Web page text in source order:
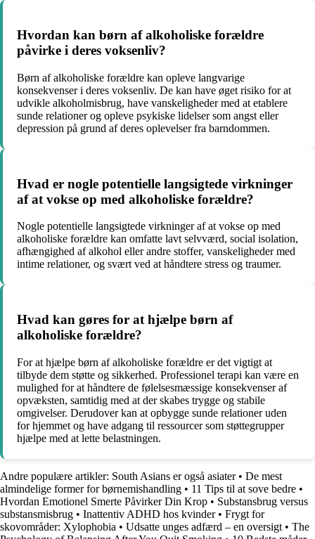
Hvordan kan børn af alkoholiske forældre
påvirke i deres voksenliv?
Børn af alkoholiske forældre kan opleve langvarige
konsekvenser i deres voksenliv. De kan have øget risiko for at
udvikle alkoholmisbrug, have vanskeligheder med at etablere
sunde relationer og opleve psykiske lidelser som angst eller
depression på grund af deres oplevelser fra barndommen.
Hvad er nogle potentielle langsigtede virkninger
af at vokse op med alkoholiske forældre?
Nogle potentielle langsigtede virkninger af at vokse op med
alkoholiske forældre kan omfatte lavt selvværd, social isolation,
afhængighed af alkohol eller andre stoffer, vanskeligheder med
intime relationer, og svært ved at håndtere stress og traumer.
Hvad kan gøres for at hjælpe børn af
alkoholiske forældre?
For at hjælpe børn af alkoholiske forældre er det vigtigt at
tilbyde dem støtte og sikkerhed. Professionel terapi kan være en
mulighed for at håndtere de følelsesmæssige konsekvenser af
opvæksten, samtidig med at der skabes trygge og stabile
omgivelser. Derudover kan at opbygge sunde relationer uden
for hjemmet og have adgang til ressourcer som støttegrupper
hjælpe med at lette belastningen.
Andre populære artikler: South Asians er også asiater• De mest
almindelige former for børnemishandling • 11 Tips til at sove bedre •
Hvordan Emotionel Smerte Påvirker Din Krop • Substansbrug versus
substansmisbrug • Inattentiv ADHD hos kvinder• Frygt for
skovområder: Xylophobia • Udsatte unges adfærd – en oversigt • The